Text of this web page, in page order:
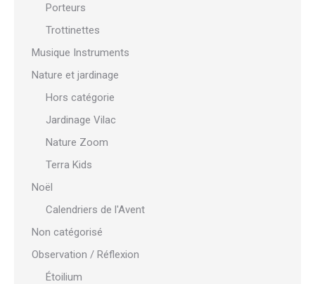
Porteurs
Trottinettes
Musique Instruments
Nature et jardinage
Hors catégorie
Jardinage Vilac
Nature Zoom
Terra Kids
Noël
Calendriers de l'Avent
Non catégorisé
Observation / Réflexion
Étoilium